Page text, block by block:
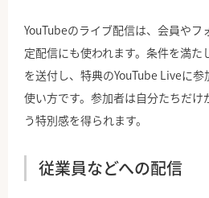
YouTubeのライブ配信は、会員やフ
定配信にも使われます。条件を満た
を送付し、特典のYouTube Liveに
使い方です。参加者は自分たちだけ
う特別感を得られます。
従業員などへの配信